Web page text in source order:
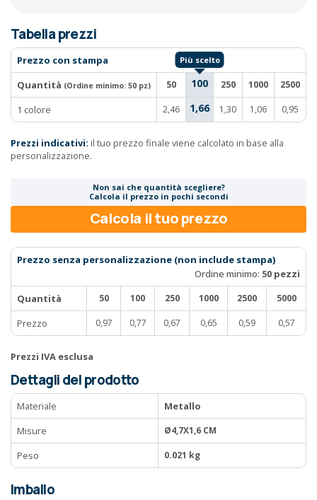
Tabella prezzi
Prezzo con stampa
Quantità (Ordine minimo: 50 pz) 50 100 250 1000 2500
1 colore 2,46 1,66 1,30 1,06 0,95
Prezzi indicativi: il tuo prezzo finale viene calcolato in base alla
personalizzazione.
Non sai che quantità scegliere?
Calcola il prezzo in pochi secondi
Calcola il tuo prezzo
Prezzo senza personalizzazione (non include stampa)
Ordine minimo: 50 pezzi
Quantità
50 100 250 1000 2500 5000
Prezzo 0,97 0,77 0,67 0,65 0,59 0,57
Prezzi IVA esclusa
Dettagli del prodotto
Materiale
Metallo
Misure
Ø4,7X1,6 CM
Peso 0.021 kg
Imballo